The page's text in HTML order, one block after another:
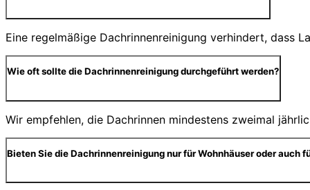
Eine regelmäßige Dachrinnenreinigung verhindert, dass
Wie oft sollte die Dachrinnenreinigung durchgeführt werden?
Wir empfehlen, die Dachrinnen mindestens zweimal
Bieten Sie die Dachrinnenreinigung nur für Wohnhäuser oder auch